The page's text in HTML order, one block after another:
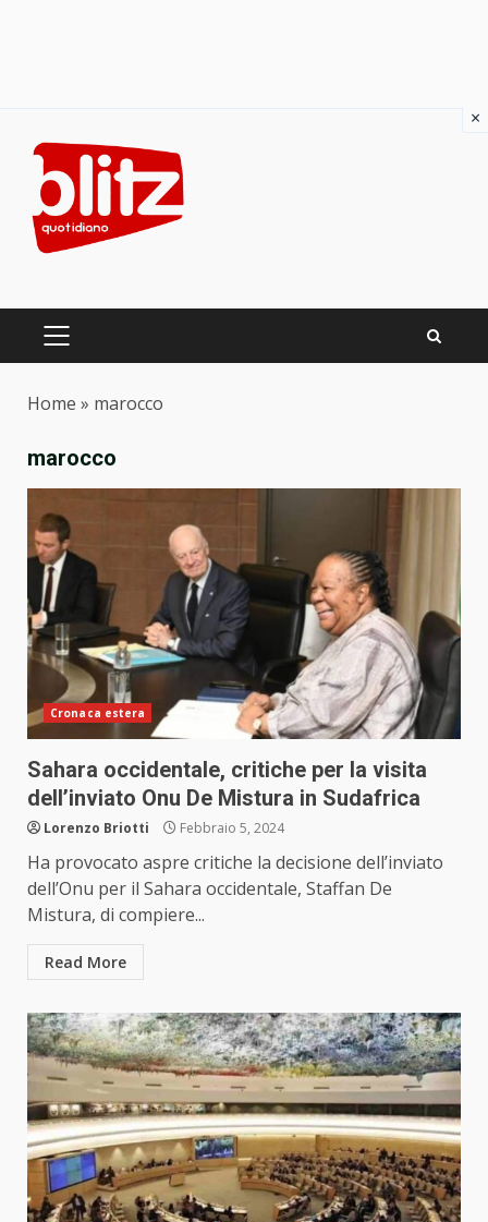
content
PRIMARY
Home » marocco
marocco
Cronaca estera
Sahara occidentale, critiche per la visita
dell’inviato Onu De Mistura in Sudafrica
Lorenzo Briotti Febbraio 5, 2024
Ha provocato aspre critiche la decisione dell’inviato
dell’Onu per il Sahara occidentale, Staffan De
Mistura, di compiere...
Read More
×